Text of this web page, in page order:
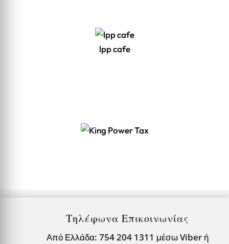
lpp cafe
Τηλέφωνα Επικοινωνίας
Από Ελλάδα: 754 204 1311 μέσω Viber ή